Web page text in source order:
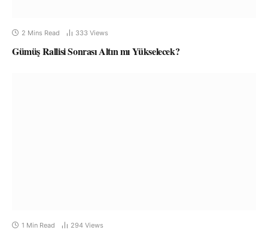
2 Mins Read 333 Views
Gümüş Rallisi Sonrası Altın mı Yükselecek?
1 Min Read 294 Views